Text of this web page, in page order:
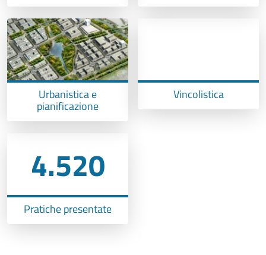
Urbanistica e
pianificazione
Vincolistica
4.520
Pratiche presentate